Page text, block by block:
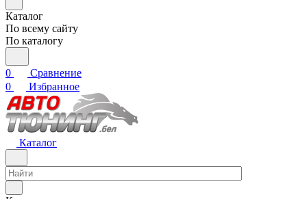
Каталог
По всему сайту
По каталогу
0
Сравнение
0
Избранное
Каталог